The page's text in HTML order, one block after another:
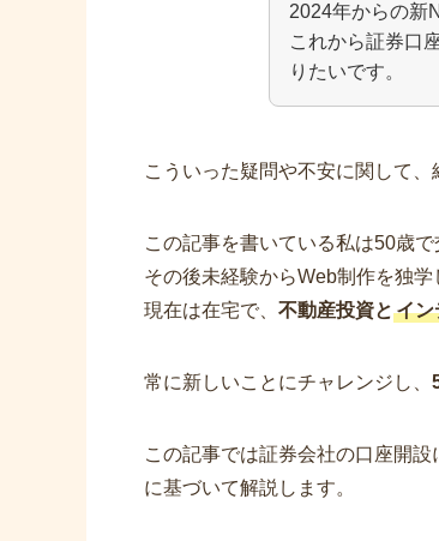
2024年からの新
これから証券口
りたいです。
こういった疑問や不安に関して、
この記事を書いている私は50歳
その後未経験からWeb制作を独
現在は在宅で、 不動産投資と イン
常に新しいことにチャレンジし、
この記事では証券会社の口座開設
に基づいて解説します。